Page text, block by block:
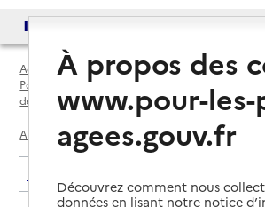
Accueil
Espace annuaire
Points d'information locaux dédiés aux
département
Aisne (02) Guise UTAS de Thiérache -
À propos des
www.pour-les-
agees.gouv.fr
Découvrez comment nous
données en lisant notre notice